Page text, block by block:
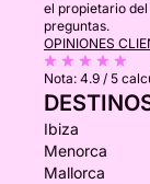
el propietario
preguntas.
OPINIONES
Nota: 4.9 / 5
Ibiza
Menorca
Mallorca